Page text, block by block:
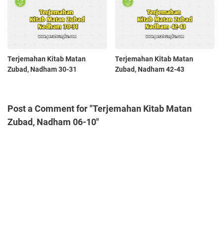
Terjemahan Kitab Matan
Zubad, Nadham 30-31
Terjemahan Kitab Matan
Zubad, Nadham 42-43
Post a Comment for "Terjemahan Kitab Matan
Zubad, Nadham 06-10"